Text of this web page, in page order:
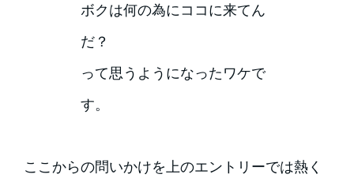
ボクは何の為にココに来てん
だ？
って思うようになったワケで
す。
ここからの問いかけを上のエントリーでは熱く